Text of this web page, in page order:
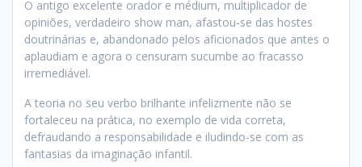
O antigo excelente orador e médium, multiplicador de
opiniões, verdadeiro show man, afastou-se das hostes
doutrinárias e, abandonado pelos aficionados que antes o
aplaudiam e agora o censuram sucumbe ao fracasso
irremediável.
A teoria no seu verbo brilhante infelizmente não se
fortaleceu na prática, no exemplo de vida correta,
defraudando a responsabilidade e iludindo-se com as
fantasias da imaginação infantil.